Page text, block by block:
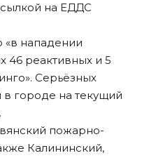
на ЕДДС
«в нападении
46 реактивных и 5
Серьёзных
городе на текущий
пожарно-
Калининский,